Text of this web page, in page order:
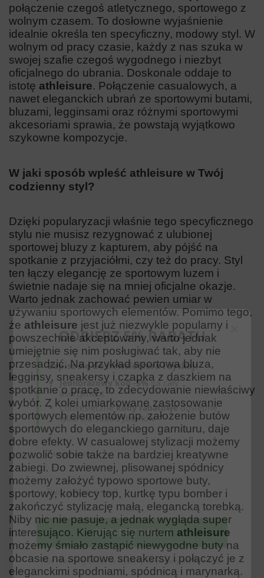
połączenie czegoś atletycznego, sportowego z
wolnym czasem. To dosłowne wyjaśnienie
idealnie określa ten specyficzny, modowy styl. W
wolnym od pracy czasie, każdy z nas szuka w
swojej szafie czegoś wygodnego i niezbyt
oficjalnego do ubrania. Doskonale oddaje to
istotę athleisure. Połączenie casualowych, a
nawet eleganckich ubrań ze sportowymi butami,
bluzami, legginsami oraz różnymi sportowymi
akcesoriami sprawia, że powstają wyjątkowo
szykowne kompozycje.
W jaki sposób wpleść athleisure w Twój
codzienny styl?
Dzięki popularyzacji właśnie tego specyficznego
stylu nie musisz rezygnować z ulubionej
sportowej bluzy z kapturem, aby pójść na
spotkanie z przyjaciółmi, czy też do pracy. Styl
ten łączy elegancję ze sportowym luzem i
świetnie nadaje się na mniej oficjalne okazje.
Warto jednak zachować pewien umiar w
używaniu sportowych elementów. Pomimo tego,
że athleisure jest już niezwykle popularny i
powszechnie akceptowany, warto jednak
umiejętnie się nim posługiwać tak, aby nie
przesadzić. Na przykład sportowa bluza,
legginsy, sneakersy i czapka z daszkiem na
spotkanie o pracę, to zdecydowanie niewłaściwy
wybór. Z kolei umiarkowane zastosowanie
sportowych elementów np. założenie butów
sportowych do eleganckiego garnituru, daje
dobre efekty. W casualowej stylizacji możemy
pozwolić sobie także na bardziej kreatywne
zabiegi. Do zwiewnej, plisowanej spódnicy
możemy założyć typowo sportowe buty,
sportowy, kobiecy top, kurtkę typu bomber i
zakończyć stylizację małą, elegancką torebką.
Niby nic nie pasuje, a jednak wygląda super
interesująco. Kierując się nurtem athleisure
możemy śmiało zastąpić niewygodne buty na
obcasie na sportowe sneakersy i połączyć je z
eleganckimi spodniami, spódnicą i marynarką.
×
ODBIERZ 5% RABATU
Zapisz się do newslettera i zyskaj:
Jednorazowy kod -5%
na cały
asortyment
Comiesięczne kody rabatowe dostępne
tylko dla subskrybentów
ODBIERZ RABAT
Kod rabatowy zostanie wysłany na podany adres e-mail